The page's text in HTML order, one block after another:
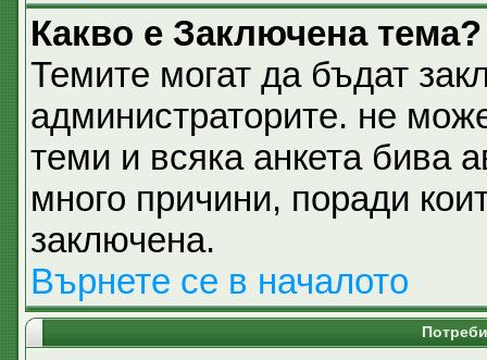
Какво е Заключена тема?
Темите могат да бъдат
администраторите. не
теми и всяка анкета бива
много причини, поради
заключена.
Върнете се в началото